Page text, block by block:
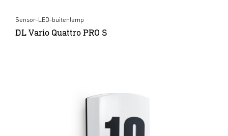
Sensor-LED-buitenlamp
DL Vario Quattro PRO S